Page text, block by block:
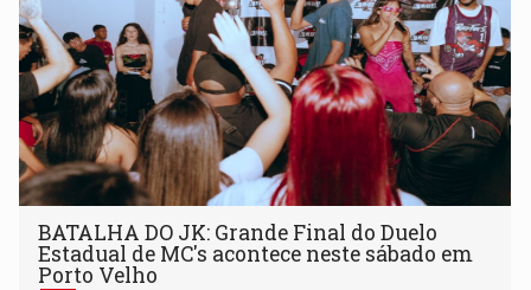
BATALHA DO JK: Grande Final do Duelo
Estadual de MC's acontece neste sábado em
Porto Velho